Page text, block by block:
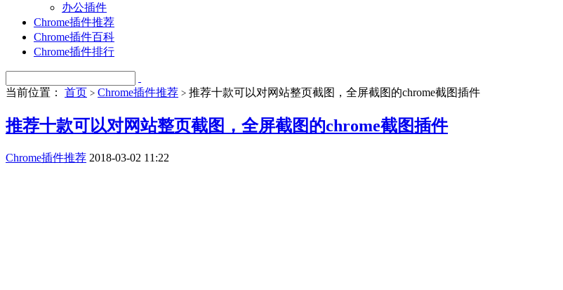
办公插件
Chrome插件推荐
Chrome插件百科
Chrome插件排行
当前位置： 首页 > Chrome插件推荐 > 推荐十款可以对网站整页截图，全屏截图的chrome截图插件
推荐十款可以对网站整页截图，全屏截图的chrome截图插件
Chrome插件推荐 2018-03-02 11:22